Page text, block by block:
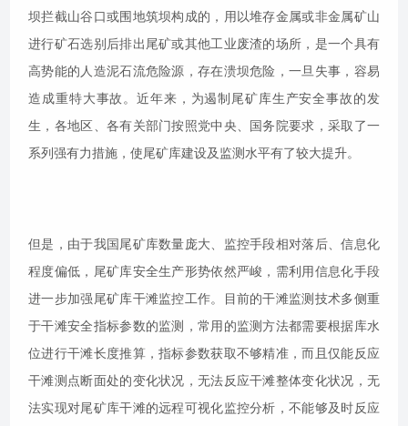
坝拦截山谷口或围地筑坝构成的，用以堆存金属或非金属矿山
进行矿石选别后排出尾矿或其他工业废渣的场所，是一个具有
高势能的人造泥石流危险源，存在溃坝危险，一旦失事，容易
造成重特大事故。近年来，为遏制尾矿库生产安全事故的发
生，各地区、各有关部门按照党中央、国务院要求，采取了一
系列强有力措施，使尾矿库建设及监测水平有了较大提升。
但是，由于我国尾矿库数量庞大、监控手段相对落后、信息化
程度偏低，尾矿库安全生产形势依然严峻，需利用信息化手段
进一步加强尾矿库干滩监控工作。目前的干滩监测技术多侧重
于干滩安全指标参数的监测，常用的监测方法都需要根据库水
位进行干滩长度推算，指标参数获取不够精准，而且仅能反应
干滩测点断面处的变化状况，无法反应干滩整体变化状况，无
法实现对尾矿库干滩的远程可视化监控分析，不能够及时反应